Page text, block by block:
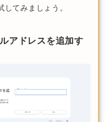
てみましょう。
アドレスを追加す